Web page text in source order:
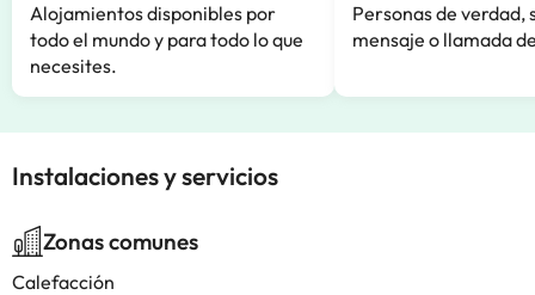
Alojamientos disponibles por
todo el mundo y para todo lo que
necesites.
Personas de verdad,
mensaje o llamada
Instalaciones y servicios
Zonas comunes
Calefacción